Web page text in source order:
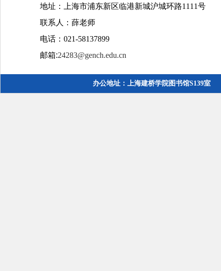
地址：上海市浦东新区临港新城沪城环路1111号
联系人：薛老师
电话： 021-58137899
邮箱:24283@gench.edu.cn
办公地址：上海建桥学院图书馆